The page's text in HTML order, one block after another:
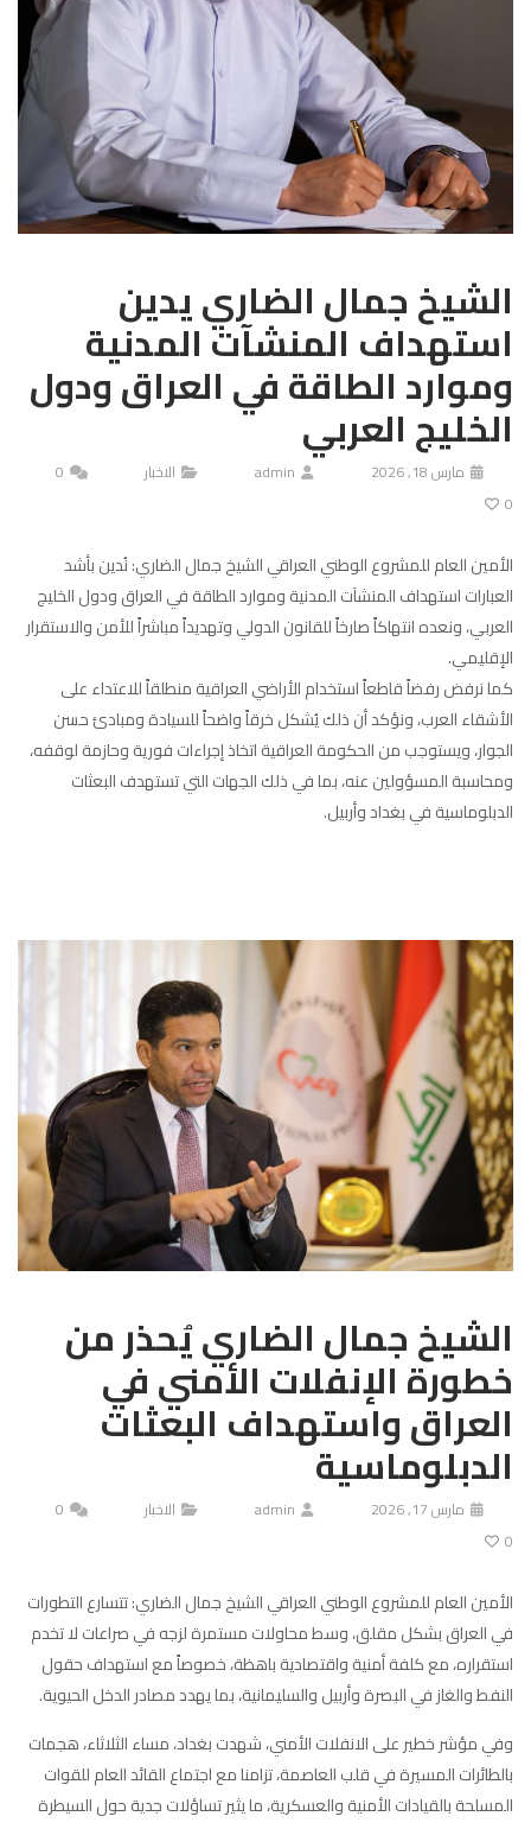
الشيخ جمال الضاري يدين
استهداف المنشآت المدنية
وموارد الطاقة في العراق ودول
الخليج العربي
مارس 18, 2026 admin الاخبار
0
0
‏الأمين العام للمشروع الوطني العراقي الشيخ جمال الضاري: نُدين بأشد
العبارات استهداف المنشآت المدنية وموارد الطاقة في العراق ودول الخليج
العربي، ونعده انتهاكاً صارخاً للقانون الدولي وتهديداً مباشراً للأمن والاستقرار
الإقليمي.
‏كما نرفض رفضاً قاطعاً استخدام الأراضي العراقية منطلقاً للاعتداء على
الأشقاء العرب، ونؤكد أن ذلك يُشكل خرقاً واضحاً للسيادة ومبادئ حسن
الجوار، ويستوجب من الحكومة العراقية اتخاذ إجراءات فورية وحازمة لوقفه،
ومحاسبة المسؤولين عنه، بما في ذلك الجهات التي تستهدف البعثات
الدبلوماسية في بغداد وأربيل.
الشيخ جمال الضاري يُحذر من
خطورة الإنفلات الأمني في
العراق واستهداف البعثات
الدبلوماسية
مارس 17, 2026 admin الاخبار
0
0
الأمين العام للمشروع الوطني العراقي الشيخ جمال الضاري: تتسارع التطورات
في العراق بشكل مقلق، وسط محاولات مستمرة لزجه في صراعات لا تخدم
استقراره، مع كلفة أمنية واقتصادية باهظة، خصوصاً مع استهداف حقول
النفط والغاز في البصرة وأربيل والسليمانية، بما يهدد مصادر الدخل الحيوية.
وفي مؤشر خطير على الانفلات الأمني، شهدت بغداد، مساء الثلاثاء، هجمات
بالطائرات المسيرة في قلب العاصمة، تزامنا مع اجتماع القائد العام للقوات
المسلحة بالقيادات الأمنية والعسكرية، ما يثير تساؤلات جدية حول السيطرة